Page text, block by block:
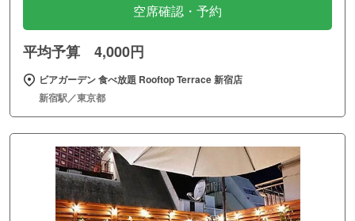
空席確認・予約
平均予算 4,000円
ビアガーデン 食べ放題 Rooftop Terrace 新宿店
新宿駅／東京都